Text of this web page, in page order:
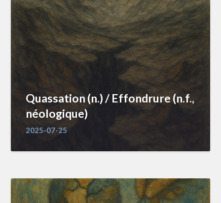
Quassation (n.) / Effondrure (n.f.,
néologique)
2025-07-25